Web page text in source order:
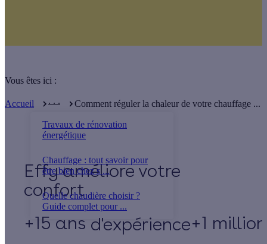
Vous êtes ici :
Accueil . . .
Travaux de rénovation
énergétique
Chauffage : tout savoir pour
être bien chez s ...
Quelle chaudière choisir ?
Guide complet pour ...
Comment réguler la chaleur de votre chauffage ...
Effy
+15 ans d'expérience+1